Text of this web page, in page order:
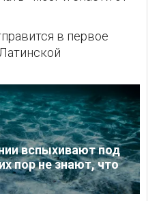
в первое
вспыхивают под
пор не знают, что